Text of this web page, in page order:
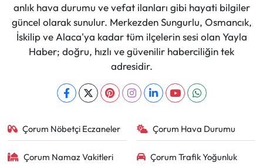
anlık hava durumu ve vefat ilanları gibi hayati bilgiler
güncel olarak sunulur. Merkezden Sungurlu, Osmancık,
İskilip ve Alaca'ya kadar tüm ilçelerin sesi olan Yayla
Haber; doğru, hızlı ve güvenilir haberciliğin tek
adresidir.
Çorum Nöbetçi Eczaneler Çorum Hava Durumu
Çorum Namaz Vakitleri
Çorum Trafik Yoğunluk